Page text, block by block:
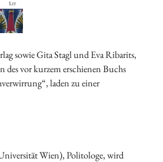
sowie Gita Stagl und Eva Ribarits,
des vor kurzem erschienen Buchs
laden zu einer
Wien), Politologe, wird